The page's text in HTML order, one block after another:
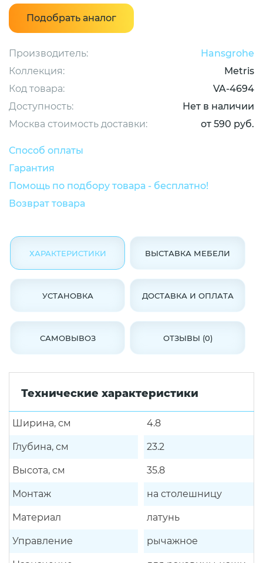
Подобрать аналог
Производитель:
Hansgrohe
Коллекция:
Metris
Код товара:
VA-4694
Доступность:
Нет в наличии
Москва стоимость доставки:
от 590 руб.
Способ оплаты
Гарантия
Помощь по подбору товара - бесплатно!
Возврат товара
ХАРАКТЕРИСТИКИ ВЫСТАВКА МЕБЕЛИ
УСТАНОВКА ДОСТАВКА И ОПЛАТА
САМОВЫВОЗ ОТЗЫВЫ (0)
Технические характеристики
Ширина, см 4.8
Глубина, см 23.2
Высота, см 35.8
Монтаж на столешницу
Материал латунь
Управление рычажное